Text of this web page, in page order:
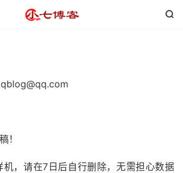

！
机，请在7日后自行删除，无需担心数据